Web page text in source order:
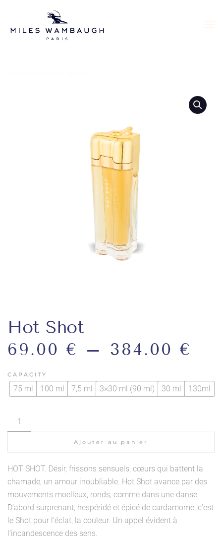
Skip to main content
Hot Shot
69.00 € – 384.00 €
HOT SHOT. Désir, frissons sensuels, cœurs qui battent la
chamade, un amour inoubliable. Hot Shot avance par des
mouvements moelleux, ronds, comme dans une danse.
D’abord surprenant, hespéridé et épicé de cardamome, c’est
le Shot pour l’éclat, la couleur. Un appel évident à
l’incandescence des sens.
CAPACITY
75 ml 100 ml 7,5 ml 3×30 ml (90 ml) 30 ml 130ml
quantité
de
Ajouter au panier